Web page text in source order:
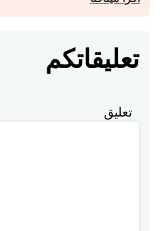
تعليقاتكم
تعليق